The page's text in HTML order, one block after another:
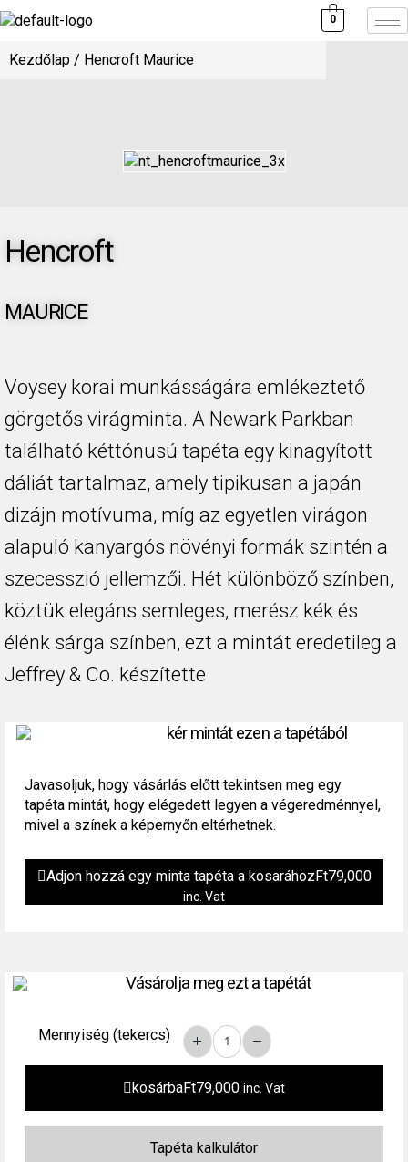
0
Kezdőlap / Hencroft Maurice
Hencroft
MAURICE
Voysey korai munkásságára emlékeztető
görgetős virágminta. A Newark Parkban
található kéttónusú tapéta egy kinagyított
dáliát tartalmaz, amely tipikusan a japán
dizájn motívuma, míg az egyetlen virágon
alapuló kanyargós növényi formák szintén a
szecesszió jellemzői. Hét különböző színben,
köztük elegáns semleges, merész kék és
élénk sárga színben, ezt a mintát eredetileg a
Jeffrey & Co. készítette
kér mintát ezen a tapétából
Javasoljuk, hogy vásárlás előtt tekintsen meg egy
tapéta mintát, hogy elégedett legyen a végeredménnyel,
mivel a színek a képernyőn eltérhetnek.
Adjon hozzá egy minta tapéta a kosaráhozFt79,000
inc. Vat
Vásárolja meg ezt a tapétát
Mennyiség (tekercs)
kosárbaFt79,000 inc. Vat